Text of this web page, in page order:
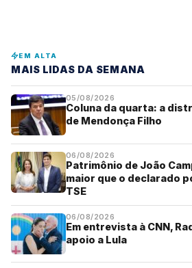
EM ALTA
MAIS LIDAS DA SEMANA
05/08/2026
Coluna da quarta: a
de Mendonça Filho
06/08/2026
Patrimônio de João
maior que o declarado
TSE
06/08/2026
Em entrevista à CNN,
apoio a Lula